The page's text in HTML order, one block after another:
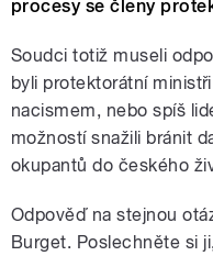
procesy se členy
Soudci totiž museli
byli protektorátní
nacismem, nebo spíš
možností snažili bránit
okupantů do českého
Odpověď na stejnou
Burget. Poslechněte si